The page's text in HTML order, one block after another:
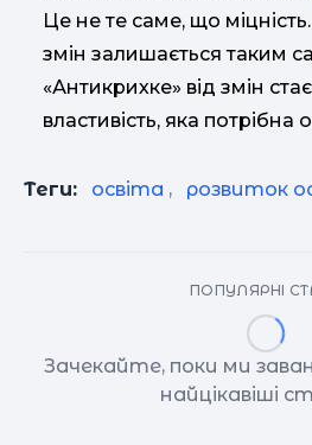
Це не те саме, що
змін залишається таким
«Антикрихке» від змін
властивість, яка потрібна
Теги: освіта , розвиток
ПОПУЛЯРНІ
Зачекайте, поки ми
найцікавіші